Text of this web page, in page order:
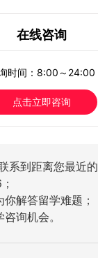
在线咨询
时间：8:00～24:00
点击立即咨询
系到距离您最近
你解答留学难题；
询机会。